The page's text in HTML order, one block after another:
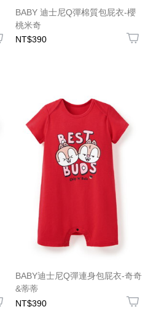
BABY 迪士尼Q彈棉質包屁衣-櫻
桃米奇
NT$390
BABY迪士尼Q彈連身包屁衣-奇奇
&蒂蒂
NT$390